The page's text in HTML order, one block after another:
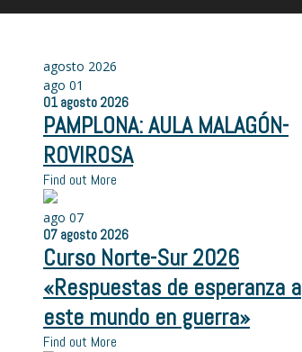
agosto 2026
ago 01
01 agosto 2026
PAMPLONA: AULA MALAGÓN-
ROVIROSA
Find out More
ago 07
07 agosto 2026
Curso Norte-Sur 2026
«Respuestas de esperanza a
este mundo en guerra»
Find out More